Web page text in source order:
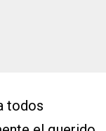
todos